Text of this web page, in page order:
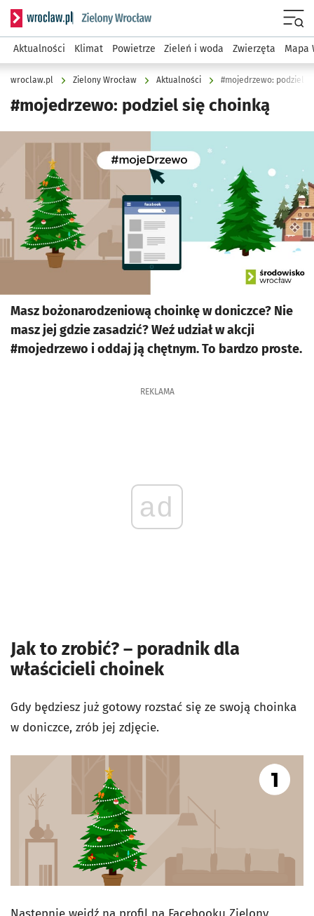
Serwis informacyjny wroclaw.pl podserwis: Środowisko we
Aktualności Klimat Powietrze Zieleń i woda Zwierzęta Mapa
wroclaw.pl Zielony Wrocław Aktualności #mojedrzewo: podziel
#mojedrzewo: podziel się choinką
Masz bożonarodzeniową choinkę w doniczce? Nie
masz jej gdzie zasadzić? Weź udział w akcji
#mojedrzewo i oddaj ją chętnym. To bardzo proste.
REKLAMA
ad
Jak to zrobić? – poradnik dla
właścicieli choinek
Gdy będziesz już gotowy rozstać się ze swoją choinka
w doniczce, zrób jej zdjęcie.